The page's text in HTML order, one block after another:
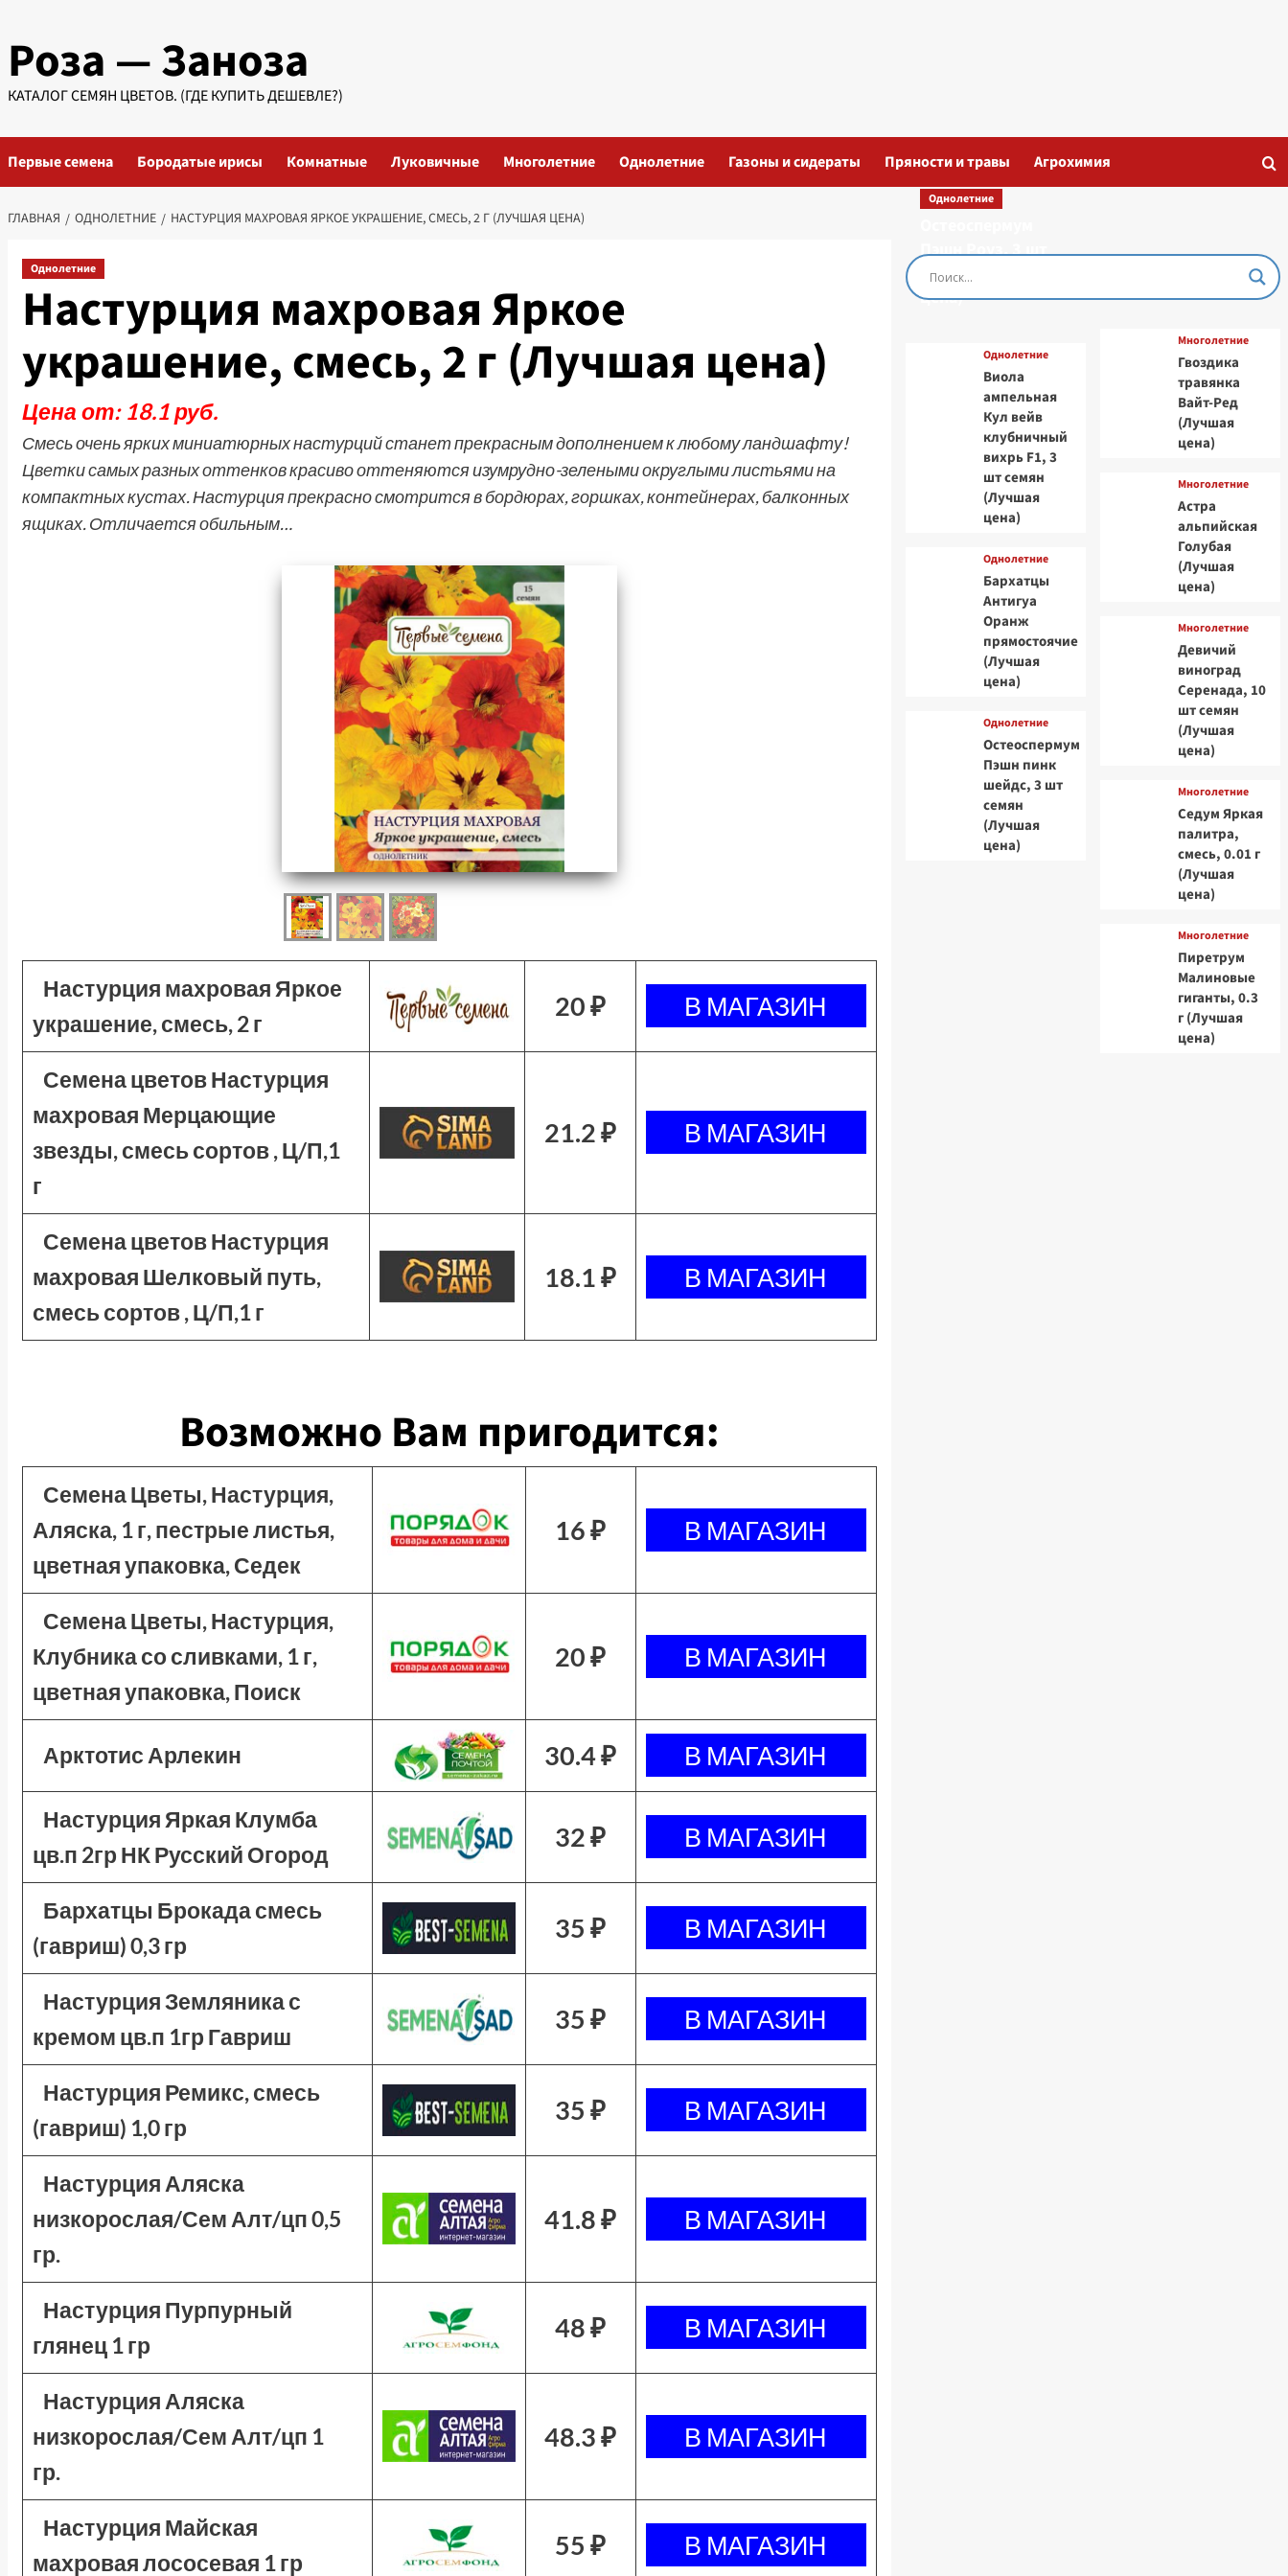
содержимому
Роза — Заноза
КАТАЛОГ СЕМЯН ЦВЕТОВ. (ГДЕ КУПИТЬ ДЕШЕВЛЕ?)
Первые семена Бородатые ирисы Комнатные Луковичные Многолетние Однолетние Газоны и сидераты Пряности и травы Агрохимия
ГЛАВНАЯ ОДНОЛЕТНИЕ НАСТУРЦИЯ МАХРОВАЯ ЯРКОЕ УКРАШЕНИЕ, СМЕСЬ, 2 Г (ЛУЧШАЯ ЦЕНА)
Однолетние
Настурция махровая Яркое
украшение, смесь, 2 г (Лучшая цена)
Цена от: 18.1 руб.
Смесь очень ярких миниатюрных настурций станет прекрасным дополнением к любому ландшафту!
Цветки самых разных оттенков красиво оттеняются изумрудно-зелеными округлыми листьями на
компактных кустах. Настурция прекрасно смотрится в бордюрах, горшках, контейнерах, балконных
ящиках. Отличается обильным…
Настурция махровая Яркое
украшение, смесь, 2 г
20 ₽
Семена цветов Настурция
махровая Мерцающие
звезды, смесь сортов , Ц/П,1
г
21.2 ₽
Семена цветов Настурция
махровая Шелковый путь,
смесь сортов , Ц/П,1 г
18.1 ₽
Возможно Вам пригодится:
Семена Цветы, Настурция,
Аляска, 1 г, пестрые листья,
цветная упаковка, Седек
16 ₽
Семена Цветы, Настурция,
Клубника со сливками, 1 г,
цветная упаковка, Поиск
20 ₽
Арктотис Арлекин 30.4 ₽
Настурция Яркая Клумба
цв.п 2гр НК Русский Огород
32 ₽
Бархатцы Брокада смесь
(гавриш) 0,3 гр
35 ₽
Настурция Земляника с
кремом цв.п 1гр Гавриш
35 ₽
Настурция Ремикс, смесь
(гавриш) 1,0 гр
35 ₽
Настурция Аляска
низкорослая/Сем Алт/цп 0,5
гр.
41.8 ₽
Настурция Пурпурный
глянец 1 гр
48 ₽
Настурция Аляска
низкорослая/Сем Алт/цп 1
гр.
48.3 ₽
Настурция Майская
махровая лососевая 1 гр
55 ₽
Однолетние
Пэшн Роуз, 3 шт
семян (Лучшая
цена)
Однолетние
Виола
ампельная
Кул вейв
клубничный
вихрь F1, 3
шт семян
(Лучшая
цена)
Однолетние
Бархатцы
Антигуа
Оранж
прямостоячие
(Лучшая
цена)
Однолетние
Остеоспермум
Пэшн пинк
шейдс, 3 шт
семян
(Лучшая
цена)
Многолетние
Гвоздика
травянка
Вайт-Ред
(Лучшая
цена)
Многолетние
Астра
альпийская
Голубая
(Лучшая
цена)
Многолетние
Девичий
виноград
Серенада, 10
шт семян
(Лучшая
цена)
Многолетние
Седум Яркая
палитра,
смесь, 0.01 г
(Лучшая
цена)
Многолетние
Пиретрум
Малиновые
гиганты, 0.3
г (Лучшая
цена)